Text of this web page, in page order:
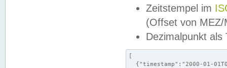
Zeitstempel im
(Offset von MEZ/
Dezimalpunkt als
[
{"timestamp":"2000-01-